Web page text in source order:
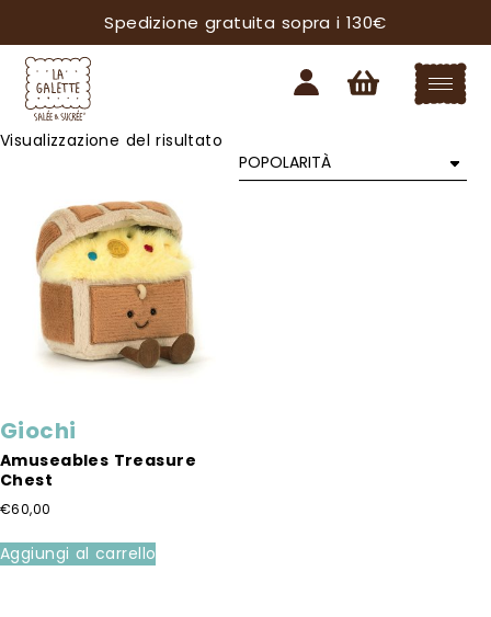
Spedizione gratuita sopra i 130€
Visualizzazione del risultato
Giochi
Amuseables Treasure
Chest
€60,00
Aggiungi al carrello